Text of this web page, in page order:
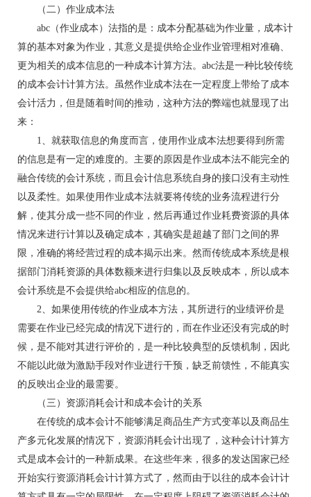
（二）作业成本法
abc（作业成本）法指的是：成本分配基础为作业量，成本计
算的基本对象为作业，其意义是提供给企业作业管理相对准确、
更为相关的成本信息的一种成本计算方法。abc法是一种比较传统
的成本会计计算方法。虽然作业成本法在一定程度上带给了成本
会计活力，但是随着时间的推动，这种方法的弊端也就显现了出
来：
1、就获取信息的角度而言，使用作业成本法想要得到所需
的信息是有一定的难度的。主要的原因是作业成本法不能完全的
融合传统的会计系统，而且会计信息系统自身的接口没有主动性
以及柔性。如果使用作业成本法就要将传统的业务流程进行分
解，使其分成一些不同的作业，然后再通过作业耗费资源的具体
情况来进行计算以及确定成本，其确实是超越了部门之间的界
限，准确的将经营过程的成本揭示出来。然而传统成本系统是根
据部门消耗资源的具体数额来进行归集以及反映成本，所以成本
会计系统是不会提供给abc相应的信息的。
2、如果使用传统的作业成本方法，其所进行的业绩评价是
需要在作业已经完成的情况下进行的，而在作业还没有完成的时
候，是不能对其进行评价的，是一种比较典型的反馈机制，因此
不能以此做为激励手段对作业进行干预，缺乏前馈性，不能真实
的反映出企业的最需要。
（三）资源消耗会计和成本会计的关系
在传统的成本会计不能够满足商品生产方式变革以及商品生
产多元化发展的情况下，资源消耗会计出现了，这种会计计算方
式是成本会计的一种新成果。在这些年来，很多的发达国家已经
开始实行资源消耗会计计算方式了，然而由于以往的成本会计计